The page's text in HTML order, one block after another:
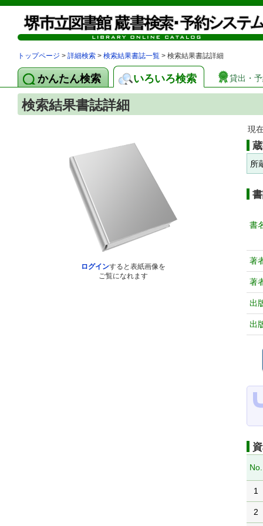
トップページ > 詳細検索 > 検索結果書誌一覧 > 検索結果書誌詳細
かんたん検索 いろいろ検索 貸出・
検索結果書誌詳細
ログインすると表紙画像を
ご覧になれます
現
所
書
著
著
出
出
No.
1
2